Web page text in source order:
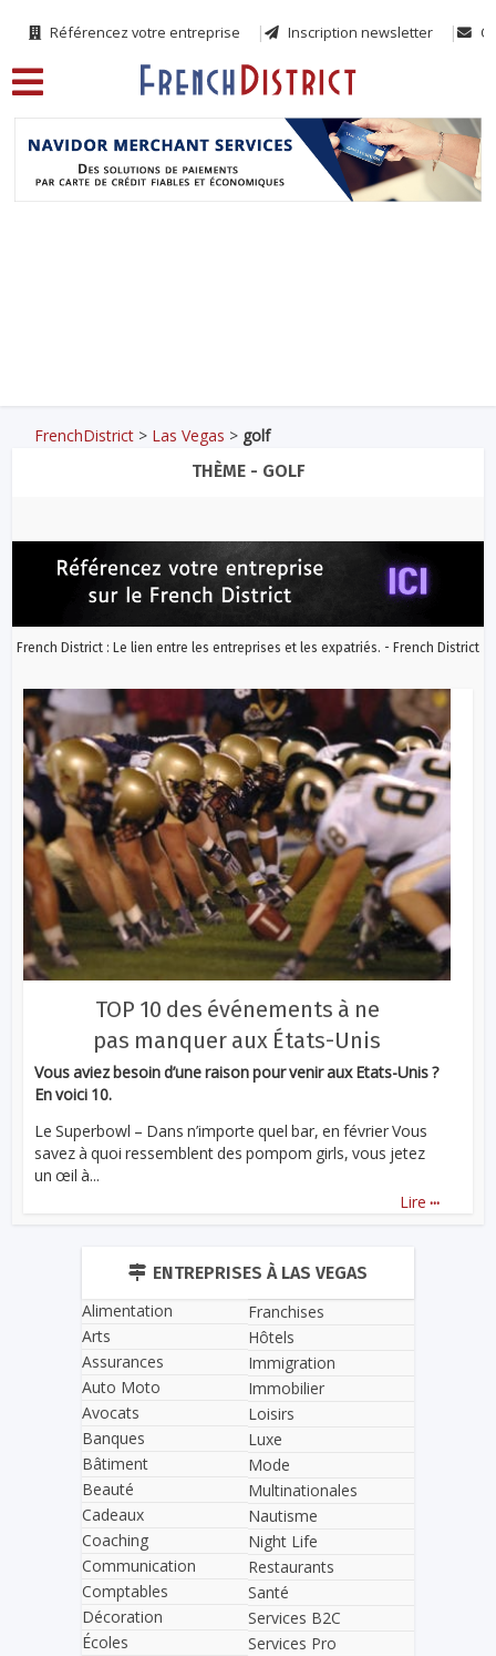
Référencez votre entreprise Inscription newsletter
FrenchDistrict > Las Vegas > golf
THÈME - GOLF
French District : Le lien entre les entreprises et les expatriés. - French District
TOP 10 des événements à ne
pas manquer aux États-Unis
Vous aviez besoin d’une raison pour venir aux Etats-Unis ?
En voici 10.
Le Superbowl – Dans n’importe quel bar, en février Vous
savez à quoi ressemblent des pompom girls, vous jetez
un œil à...
Lire ...
ENTREPRISES À LAS VEGAS
Alimentation
Arts
Assurances
Auto Moto
Avocats
Banques
Bâtiment
Beauté
Cadeaux
Coaching
Communication
Comptables
Décoration
Écoles
Franchises
Hôtels
Immigration
Immobilier
Loisirs
Luxe
Mode
Multinationales
Nautisme
Night Life
Restaurants
Santé
Services B2C
Services Pro